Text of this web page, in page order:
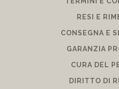
RESI E
CONSEGNA E
GARANZIA
CURA DEL
DIRITTO DI